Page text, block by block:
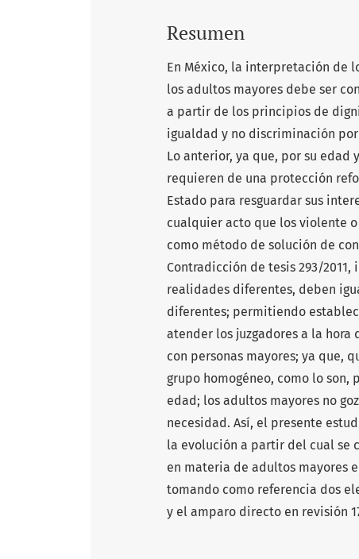
Resumen
En México, la interpretación de
los adultos mayores debe ser
a partir de los principios de
igualdad y no discriminación
Lo anterior, ya que, por su
requieren de una protección
Estado para resguardar sus
cualquier acto que los violente
como método de solución de
Contradicción de tesis 293/
realidades diferentes, deben
diferentes; permitiendo
atender los juzgadores a la
con personas mayores; ya que,
grupo homogéneo, como lo son,
edad; los adultos mayores no
necesidad. Así, el presente
la evolución a partir del cual se
en materia de adultos mayores
tomando como referencia dos
y el amparo directo en revisión